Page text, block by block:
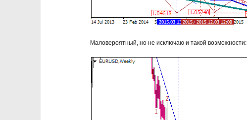
Маловероятный, но не исключаю и такой возможности: